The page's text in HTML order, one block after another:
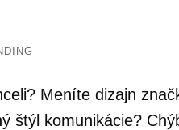
Meníte dizajn
štýl komunikácie?